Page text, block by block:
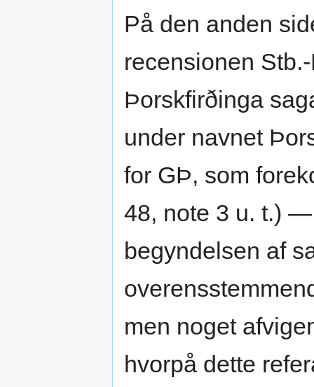
På den anden
recensionen
Þorskfirðinga
under navnet
for GÞ, som
48, note 3 u. t.)
begyndelsen af
men noget
hvorpå dette